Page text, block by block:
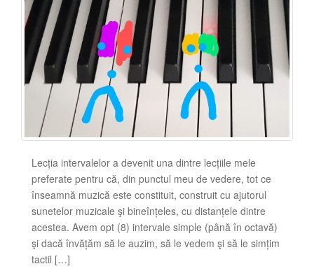
Lecția intervalelor a devenit una dintre lecțiile mele
preferate pentru că, din punctul meu de vedere, tot ce
înseamnă muzică este constituit, construit cu ajutorul
sunetelor muzicale şi bineînțeles, cu distanțele dintre
acestea. Avem opt (8) intervale simple (până în octavă)
şi dacă învățăm să le auzim, să le vedem şi să le simțim
tactil […]